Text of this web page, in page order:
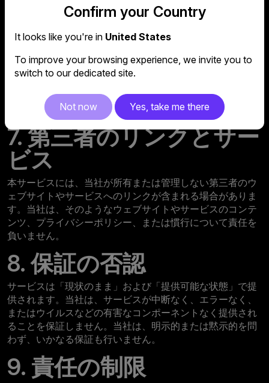
以下の行為は禁止されています：
サービスの一部を不正に再現、複製、または利用する
こと
本規約に違反する方法でサービスを使用すること
他者のサービスへのアクセスを妨害または中断するこ
当社または第三者になりすますこと
他者のアカウントを無断で使用すること
7. 第三者のリンクとサー
ビス
本サービスには、当社が所有または管理しない第三者のウ
ェブサイトやサービスへのリンクが含まれる場合がありま
す。当社は、そのようなウェブサイトやサービスのコンテ
ンツ、プライバシーポリシー、または慣行について責任を
負いません。
8. 保証の否認
サービスは「現状のまま」および「提供可能な状態」で提
供されます。当社は、サービスが中断なく、エラーなく、
またはウイルスなどの有害なコンポーネントなく提供され
ることを保証しません。当社は、明示的または黙示的を問
わず、いかなる保証も行いません。
9. 責任の制限
Confirm your Country
It looks like you're in United States
To improve your browsing experience, we invite you to
switch to our dedicated site.
Not now Yes, take me there